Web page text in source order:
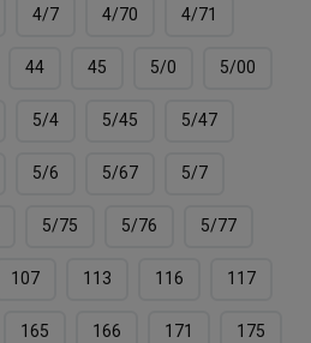
4/7 4/70 4/71
44 45 5/0 5/00
5/4 5/45 5/47
5/6 5/67 5/7
5/75 5/76 5/77
107 113 116 117
165 166 171 175